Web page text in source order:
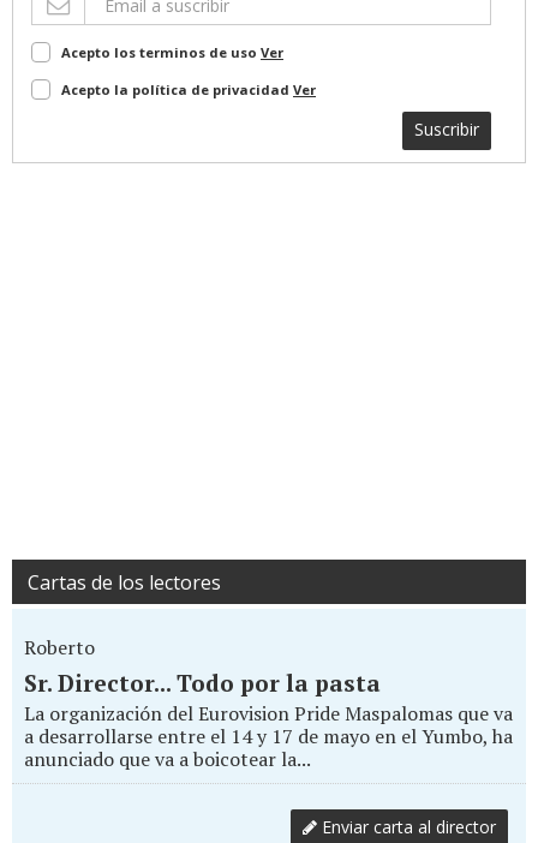
Acepto los terminos de uso Ver
Acepto la política de privacidad Ver
Suscribir
Cartas de los lectores
Roberto
Sr. Director... Todo por la pasta
La organización del Eurovision Pride Maspalomas que va
a desarrollarse entre el 14 y 17 de mayo en el Yumbo, ha
anunciado que va a boicotear la...
Enviar carta al director